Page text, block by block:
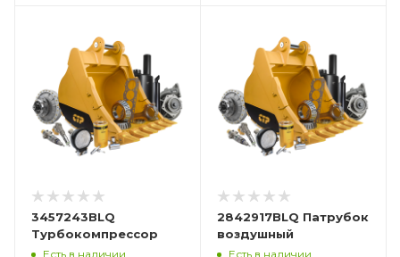
3457243BLQ
Турбокомпрессор
Есть в наличии
2842917BLQ Патрубок
воздушный
Есть в наличии